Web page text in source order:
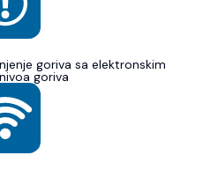
goriva sa elektronskim
goriva